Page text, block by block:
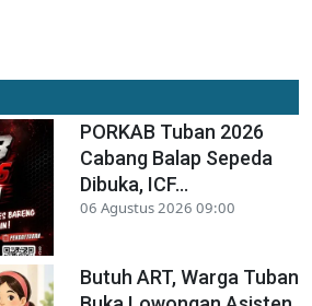
PORKAB Tuban 2026
Cabang Balap Sepeda
Dibuka, ICF...
06 Agustus 2026 09:00
Butuh ART, Warga Tuban